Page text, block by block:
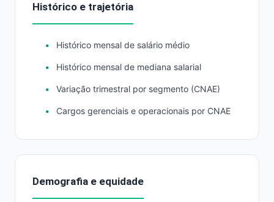
Histórico e trajetória
Histórico mensal de salário médio
Histórico mensal de mediana salarial
Variação trimestral por segmento (CNAE)
Cargos gerenciais e operacionais por CNAE
Demografia e equidade